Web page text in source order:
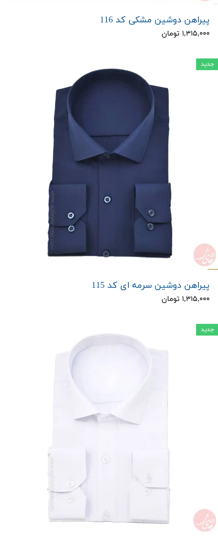
پیراهن دوشین مشکی کد 116
۱,۳۱۵,۰۰۰ تومان
پیراهن دوشین سرمه ای کد 115
۱,۳۱۵,۰۰۰ تومان
جدید
جدید